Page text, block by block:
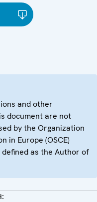
and other
document are not
by the Organization
in Europe (OSCE)
defined as the Author of